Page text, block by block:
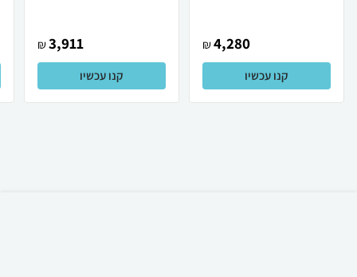
4,280
₪
קנו עכשיו
3,911
₪
קנו עכשיו